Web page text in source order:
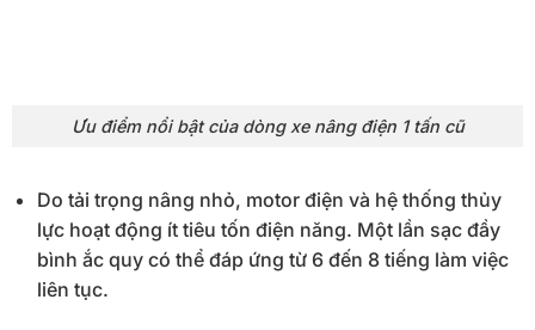
Ưu điểm nổi bật của dòng xe nâng điện 1 tấn cũ
Do tải trọng nâng nhỏ, motor điện và hệ thống thủy
lực hoạt động ít tiêu tốn điện năng. Một lần sạc đầy
bình ắc quy có thể đáp ứng từ 6 đến 8 tiếng làm việc
liên tục.